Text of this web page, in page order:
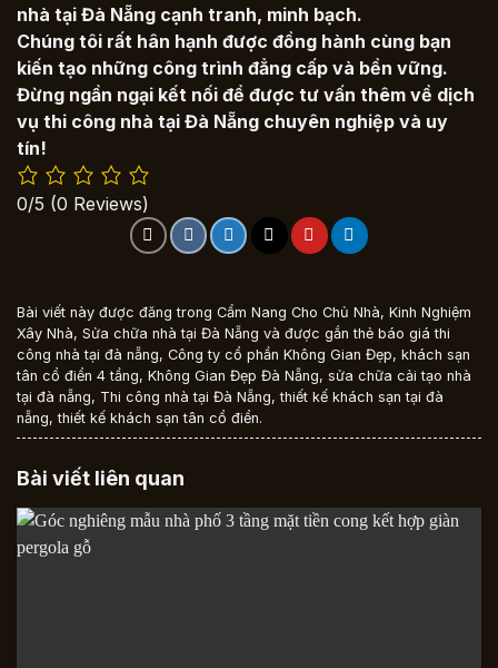
nhà tại Đà Nẵng cạnh tranh, minh bạch.
Chúng tôi rất hân hạnh được đồng hành cùng bạn
kiến tạo những công trình đẳng cấp và bền vững.
Đừng ngần ngại kết nối để được tư vấn thêm về dịch
vụ thi công nhà tại Đà Nẵng chuyên nghiệp và uy
tín!
0/5 (0 Reviews)
Bài viết này được đăng trong Cẩm Nang Cho Chủ Nhà, Kinh Nghiệm
Xây Nhà, Sửa chữa nhà tại Đà Nẵng và được gắn thẻ báo giá thi
công nhà tại đà nẵng, Công ty cổ phần Không Gian Đẹp, khách sạn
tân cổ điển 4 tầng, Không Gian Đẹp Đà Nẵng, sửa chữa cải tạo nhà
tại đà nẵng, Thi công nhà tại Đà Nẵng,thiết kế khách sạn tại đà
nẵng,thiết kế khách sạn tân cổ điển.
Bài viết liên quan